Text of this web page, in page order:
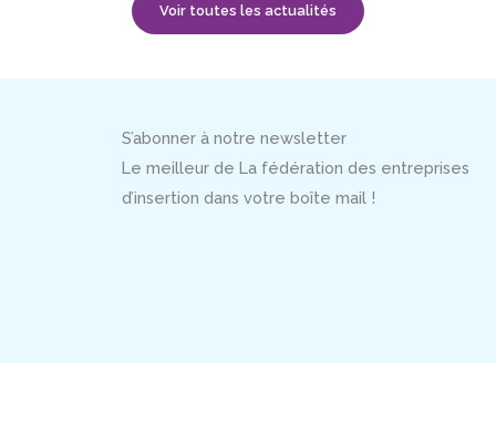
Voir toutes les actualités
S’abonner à notre newsletter
Le meilleur de La fédération des entreprises
d’insertion dans votre boîte mail !